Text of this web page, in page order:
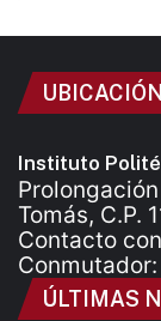
UBICACIÓN
Instituto
Tomás, C.P.
Contacto
ÚLTIMAS